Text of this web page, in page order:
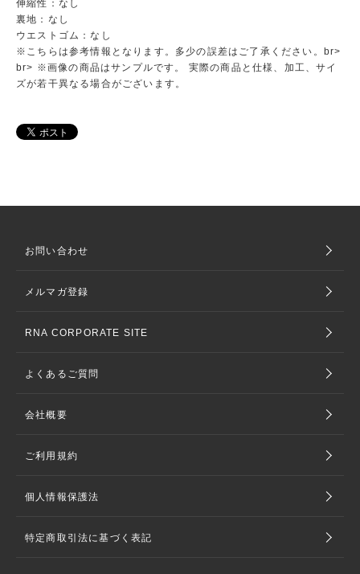
伸縮性：なし
裏地：なし
ウエストゴム：なし
※こちらは参考情報となります。多少の誤差はご了承ください。br>
br> ※画像の商品はサンプルです。 実際の商品と仕様、加工、サイ
ズが若干異なる場合がございます。
お問い合わせ
メルマガ登録
RNA CORPORATE SITE
よくあるご質問
会社概要
ご利用規約
個人情報保護法
特定商取引法に基づく表記